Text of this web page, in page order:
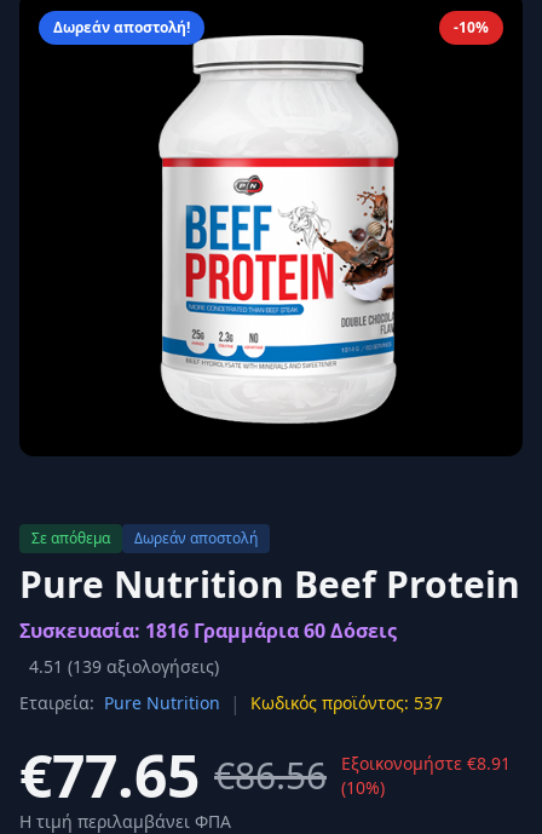
Δωρεάν αποστολή! -10%
Σε απόθεμα Δωρεάν αποστολή
Pure Nutrition Beef Protein
Συσκευασία: 1816 Γραμμάρια 60 Δόσεις
4.51 (139 αξιολογήσεις)
Εταιρεία: Pure Nutrition | Κωδικός προϊόντος: 537
€77.65 €86.56
Εξοικονομήστε €8.91
(10%)
Η τιμή περιλαμβάνει ΦΠΑ
Απομνημόνευση Ξεχάσατε τον κωδικό σας;
Σύνδεση
Δεν έχετε λογαριασμό; Εγγραφείτε εδώ
Ασφαλής σύνδεση